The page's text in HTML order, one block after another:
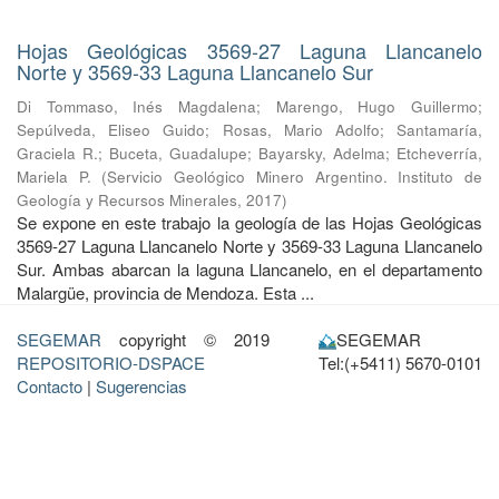
Hojas Geológicas 3569-27 Laguna Llancanelo
Norte y 3569-33 Laguna Llancanelo Sur
Di Tommaso, Inés Magdalena; Marengo, Hugo Guillermo;
Sepúlveda, Eliseo Guido; Rosas, Mario Adolfo;Santamaría,
Graciela R.; Buceta, Guadalupe; Bayarsky, Adelma; Etcheverría,
Mariela P. (Servicio Geológico Minero Argentino. Instituto de
Geología y Recursos Minerales, 2017)
Se expone en este trabajo la geología de las Hojas Geológicas
3569-27 Laguna Llancanelo Norte y 3569-33 Laguna Llancanelo
Sur. Ambas abarcan la laguna Llancanelo, en el departamento
Malargüe, provincia de Mendoza. Esta ...
SEGEMAR copyright © 2019
REPOSITORIO-DSPACE
Contacto | Sugerencias
SEGEMAR
Tel:(+5411) 5670-0101